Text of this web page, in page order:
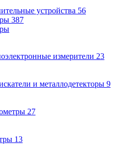
устройства 56
387
измерители 23
и металлодетекторы 9
27
13